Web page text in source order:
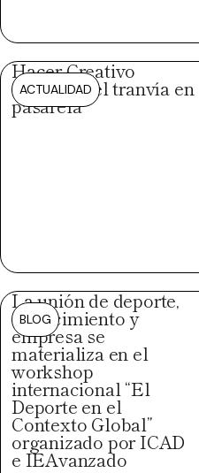
ACTUALIDAD
Hacer Creativo
convierte el tranvía en
pasarela
BLOG
La unión de deporte,
conocimiento y
empresa se
materializa en el
workshop
internacional “El
Deporte en el
Contexto Global”
organizado por ICAD
e IEAvanzado